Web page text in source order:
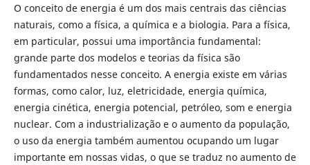
O conceito de energia é um dos mais centrais das ciências
naturais, como a física, a química e a biologia. Para a física,
em particular, possui uma importância fundamental:
grande parte dos modelos e teorias da física são
fundamentados nesse conceito. A energia existe em várias
formas, como calor, luz, eletricidade, energia química,
energia cinética, energia potencial, petróleo, som e energia
nuclear. Com a industrialização e o aumento da população,
o uso da energia também aumentou ocupando um lugar
importante em nossas vidas, o que se traduz no aumento de